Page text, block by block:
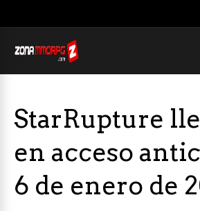
StarRupture
en acceso
6 de enero de